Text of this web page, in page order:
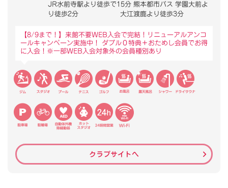
JR水前寺駅より徒歩で15分 熊本都市バス 学園大前よ
り徒歩2分 大江渡鹿より徒歩3分
【8/9まで！】来館不要WEB入会で完結！リニューアルアンコ
ールキャンペーン実施中！ ダブル０特典＋おためし会員でお得
に入会！※一部WEB入会対象外の会員種別あり
クラブサイトへ